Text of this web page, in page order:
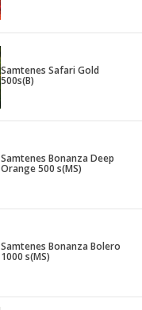
Samtenes Safari Gold
500s(B)
Samtenes Bonanza Deep
Orange 500 s(MS)
Samtenes Bonanza Bolero
1000 s(MS)